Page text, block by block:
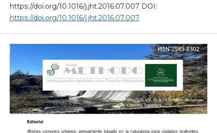
https://doi.org/10.1016/j.jht.2016.07.007 DOI:
https://doi.org/10.1016/j.jht.2016.07.007